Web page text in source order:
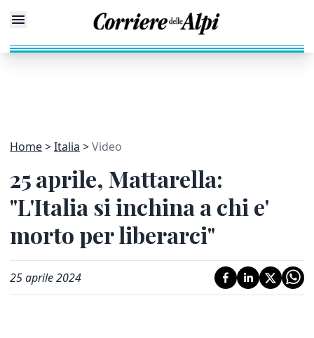
Home Italia Video
25 aprile, Mattarella:
"L'Italia si inchina a chi e'
morto per liberarci"
25 aprile 2024